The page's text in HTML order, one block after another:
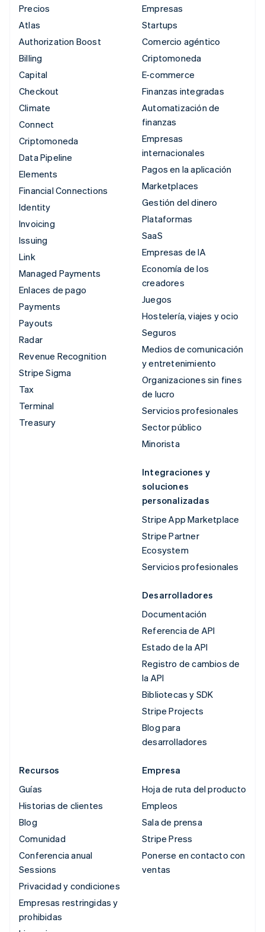
Precios
Atlas
Authorization Boost
Billing
Capital
Checkout
Climate
Connect
Criptomoneda
Data Pipeline
Elements
Financial Connections
Identity
Invoicing
Issuing
Link
Managed Payments
Enlaces de pago
Payments
Payouts
Radar
Revenue Recognition
Stripe Sigma
Tax
Terminal
Treasury
Empresas
Startups
Comercio agéntico
Criptomoneda
E-commerce
Finanzas integradas
Automatización de
finanzas
Empresas
internacionales
Pagos en la aplicación
Marketplaces
Gestión del dinero
Plataformas
SaaS
Empresas de IA
Economía de los
creadores
Juegos
Hostelería, viajes y ocio
Seguros
Medios de comunicación
y entretenimiento
Organizaciones sin fines
de lucro
Servicios profesionales
Sector público
Minorista
Integraciones y
soluciones
personalizadas
Stripe App Marketplace
Stripe Partner
Ecosystem
Servicios profesionales
Desarrolladores
Documentación
Referencia de API
Estado de la API
Registro de cambios de
la API
Bibliotecas y SDK
Stripe Projects
Blog para
desarrolladores
Recursos
Guías
Historias de clientes
Blog
Comunidad
Conferencia anual
Sessions
Privacidad y condiciones
Empresas restringidas y
prohibidas
Empresa
Hoja de ruta del producto
Empleos
Sala de prensa
Stripe Press
Ponerse en contacto con
ventas